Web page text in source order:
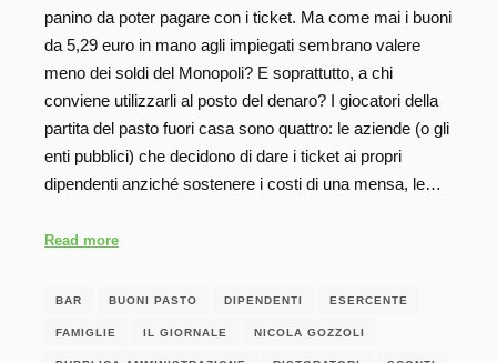
panino da poter pagare con i ticket. Ma come mai i buoni
da 5,29 euro in mano agli impiegati sembrano valere
meno dei soldi del Monopoli? E soprattutto, a chi
conviene utilizzarli al posto del denaro? I giocatori della
partita del pasto fuori casa sono quattro: le aziende (o gli
enti pubblici) che decidono di dare i ticket ai propri
dipendenti anziché sostenere i costi di una mensa, le…
Read more
BAR BUONI PASTO DIPENDENTI ESERCENTE
FAMIGLIE IL GIORNALE NICOLA GOZZOLI